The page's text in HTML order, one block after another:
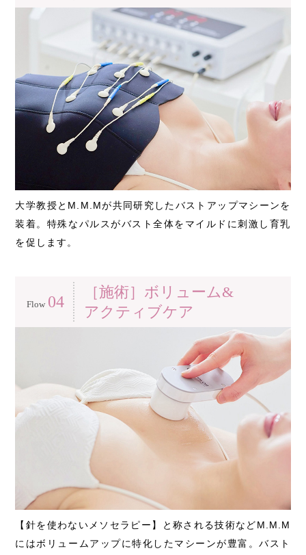
大学教授とM.M.Mが共同研究したバストアップマシーンを
装着。特殊なパルスがバスト全体をマイルドに刺激し育乳
を促します。
Flow 04
［施術］ボリューム&
アクティブケア
【針を使わないメソセラピー】と称される技術などM.M.M
にはボリュームアップに特化したマシーンが豊富。バスト